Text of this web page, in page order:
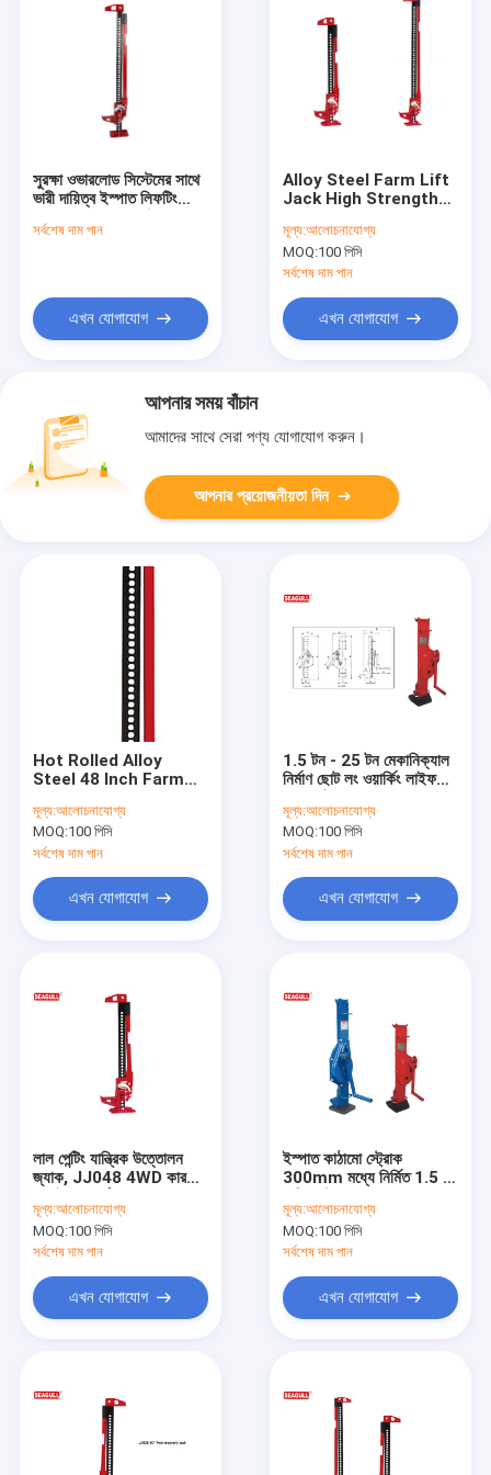
আমাদের সম্পর্কে
সুরক্ষা ওভারলোড সিস্টেমের সাথে
ভারী দায়িত্ব ইস্পাত লিফটিং
পরিসীমা 6.5 - 20 ইঞ্চি
সর্বশেষ দাম পান
এখন যোগাযোগ
Alloy Steel Farm Lift
Jack High Strength
Coated
মূল্য:আলোচনাযোগ্য
MOQ:100 পিসি
সর্বশেষ দাম পান
এখন যোগাযোগ
আপনার সময় বাঁচান
আমাদের সাথে সেরা পণ্য যোগাযোগ করুন।
আপনার প্রয়োজনীয়তা দিন
Hot Rolled Alloy
Steel 48 Inch Farm
Powder Coated
মূল্য:আলোচনাযোগ্য
MOQ:100 পিসি
সর্বশেষ দাম পান
এখন যোগাযোগ
1.5 টন - 25 টন মেকানিক্যাল
নির্মাণ ছোট লং ওয়ার্কিং লাইফ
মূল্য:আলোচনাযোগ্য
MOQ:100 পিসি
সর্বশেষ দাম পান
এখন যোগাযোগ
লাল পেন্টিং যান্ত্রিক উত্তোলন
জ্যাক, JJ048 4WD কার
মূল্য:আলোচনাযোগ্য
MOQ:100 পিসি
সর্বশেষ দাম পান
এখন যোগাযোগ
ইস্পাত কাঠামো স্ট্রোক
300mm মধ্যে নির্মিত 1.5 টন
মূল্য:আলোচনাযোগ্য
MOQ:100 পিসি
সর্বশেষ দাম পান
এখন যোগাযোগ